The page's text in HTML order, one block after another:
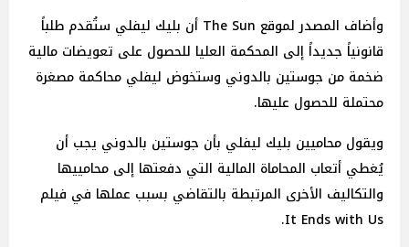
وأضاف المصدر لموقع The Sun أن بليك ليفلي ستُقدم طلباً
قانونياً جديداً إلى المحكمة العليا للحصول على تعويضات مالية
ضخمة من جوستين بالدوني وستخوض ليفلي محاكمة مصغرة
محتملة للحصول عليها.
ويقول محاميين بليك ليفلي بأن جوستين بالدوني يجب أن
يُغطي أتعاب المحاماة المالية التي دفعتها إلى محامييها
والتكاليف الأخرى المرتبطة بالتقاضي بسبب عملها في فيلم
It Ends with Us.